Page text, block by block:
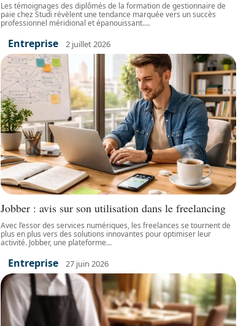
Les témoignages des diplômés de la formation de gestionnaire de
paie chez Studi révèlent une tendance marquée vers un succès
professionnel méridional et épanouissant.…
Entreprise 2 juillet 2026
Jobber : avis sur son utilisation dans le freelancing
Avec l’essor des services numériques, les freelances se tournent de
plus en plus vers des solutions innovantes pour optimiser leur
activité. Jobber, une plateforme…
Entreprise 27 juin 2026